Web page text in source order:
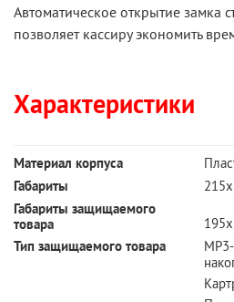
Автоматическое открытие замка
позволяет кассиру экономить
Характеристики
Материал корпуса
Габариты
Габариты защищаемого
товара
Тип защищаемого товара